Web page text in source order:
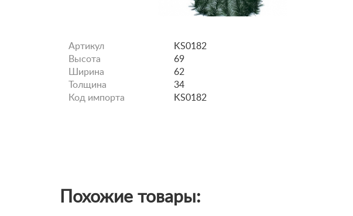
Артикул
KS0182
Высота
69
Ширина
62
Толщина
34
Код импорта
KS0182
Похожие товары: